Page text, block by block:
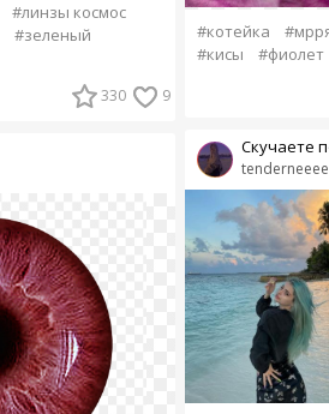
#линзы космос
#зеленый
330 9
#котейка
#кисы
#фиолет
Скучаете